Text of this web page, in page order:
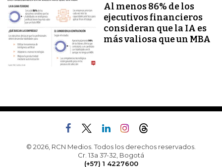
Al menos 86% de los
ejecutivos financieros
consideran que la IA es
más valiosa que un MBA
© 2026, RCN Medios. Todos los derechos reservados.
Cr. 13a 37-32, Bogotá
(+57) 1 4227600